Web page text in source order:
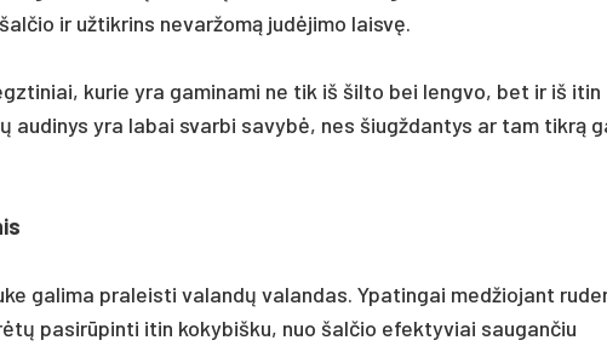
ir užtikrins nevaržomą judėjimo laisvę.
kurie yra gaminami ne tik iš šilto bei lengvo, bet ir iš itin
audinys yra labai svarbi savybė, nes šiugždantys ar tam tikrą
galima praleisti valandų valandas. Ypatingai medžiojant
pasirūpinti itin kokybišku, nuo šalčio efektyviai saugančiu